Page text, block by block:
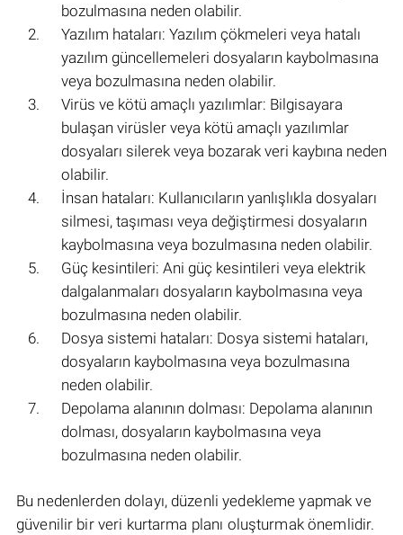
bozulmasına neden olabilir.
Yazılım hataları: Yazılım çökmeleri veya hatalı
yazılım güncellemeleri dosyaların kaybolmasına
veya bozulmasına neden olabilir.
Virüs ve kötü amaçlı yazılımlar: Bilgisayara
bulaşan virüsler veya kötü amaçlı yazılımlar
dosyaları silerek veya bozarak veri kaybına neden
olabilir.
İnsan hataları: Kullanıcıların yanlışlıkla dosyaları
silmesi, taşıması veya değiştirmesi dosyaların
kaybolmasına veya bozulmasına neden olabilir.
Güç kesintileri: Ani güç kesintileri veya elektrik
dalgalanmaları dosyaların kaybolmasına veya
bozulmasına neden olabilir.
Dosya sistemi hataları: Dosya sistemi hataları,
dosyaların kaybolmasına veya bozulmasına
neden olabilir.
Depolama alanının dolması: Depolama alanının
dolması, dosyaların kaybolmasına veya
bozulmasına neden olabilir.
Bu nedenlerden dolayı, düzenli yedekleme yapmak ve
güvenilir bir veri kurtarma planı oluşturmak önemlidir.